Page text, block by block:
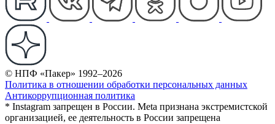
© НПФ «Пакер» 1992–2026
Политика в отношении обработки персональных данных
Антикоррупционная политика
* Instagram запрещен в России. Meta признана экстремистской
организацией, ее деятельность в России запрещена